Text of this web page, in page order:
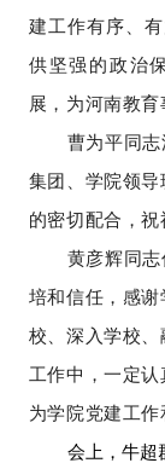
建工作有序、
供坚强的政治
展，为河南教育
曹为平同
集团、学院领
的密切配合，祝
黄彦辉同
培和信任，感
校、深入学校
工作中，一定
为学院党建工作
会上，牛超